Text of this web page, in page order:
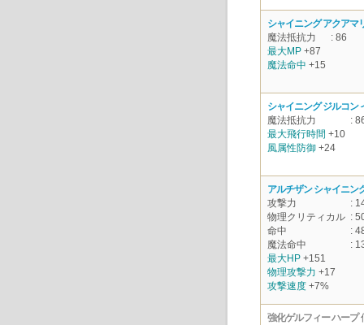
シャイニング アクアマ
魔法抵抗力
: 86
最大MP +87
魔法命中 +15
シャイニング ジルコン
魔法抵抗力
:
最大飛行時間 +10
風属性防御 +24
アルチザン シャイニン
攻撃力
:
物理クリティカル :
命中
:
魔法命中
:
最大HP +151
物理攻撃力 +17
攻撃速度 +7%
強化ゲルフィー ハープ